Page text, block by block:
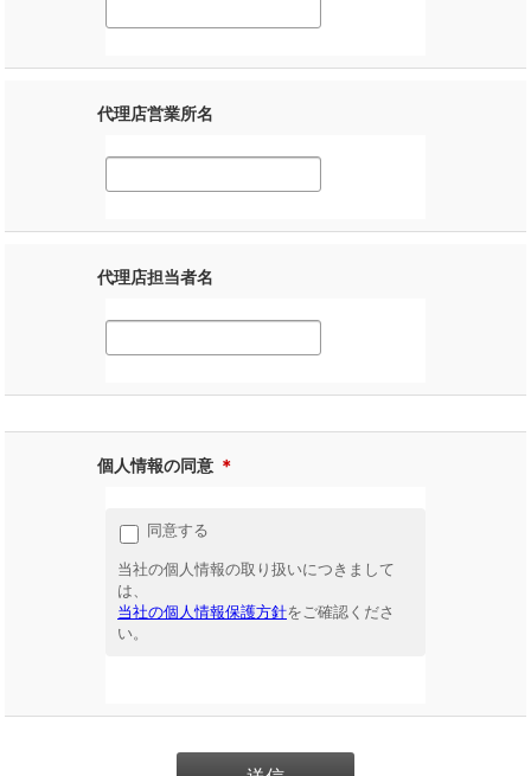
代理店営業所名
代理店担当者名
個人情報の同意 ＊
同意する
当社の個人情報の取り扱いにつきまして
は、
当社の個人情報保護方針をご確認くださ
い。